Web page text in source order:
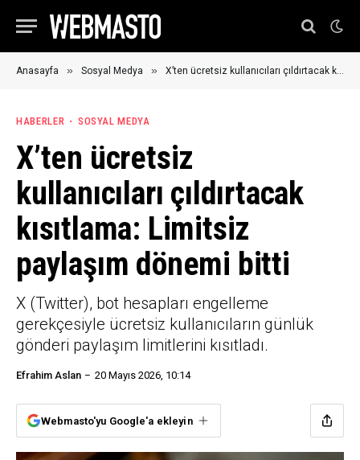
Anasayfa » Sosyal Medya » X’ten ücretsiz kullanıcıları çıldırtacak kısıtlama: Limitsiz paylaşım dönemi bitti
HABERLER SOSYAL MEDYA
X’ten ücretsiz
kullanıcıları çıldırtacak
kısıtlama: Limitsiz
paylaşım dönemi bitti
X (Twitter), bot hesapları engelleme
gerekçesiyle ücretsiz kullanıcıların günlük
gönderi paylaşım limitlerini kısıtladı.
Efrahim Aslan 20 Mayıs 2026, 10:14
Webmasto'yu Google'a ekleyin